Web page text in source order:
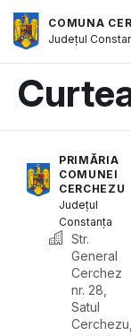
COMUNA
Județul
PRIMĂRIA
COMUNEI
CERCHEZU
Județul
Constanța
Str.
General
Cerchez
nr. 28,
Satul
Cerchezu,